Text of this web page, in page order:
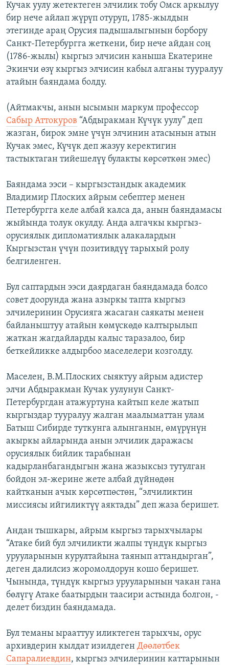
Кучак уулу жетектеген элчилик тобу Омск аркылуу
бир нече айлап жүрүп отуруп, 1785-жылдын
этегинде араң Орусия падышалыгынын борбору
Санкт-Петербургга жеткени, бир нече айдан соң
(1786-жылы) кыргыз элчисин каныша Екатерине
Экинчи өзү кыргыз элчисин кабыл алганы тууралуу
атайын баяндама болду.
(Айтмакчы, анын ысымын маркум профессор
Сабыр Аттокуров “Абдыракман Күчүк уулу” деп
жазган, бирок эмне үчүн элчинин атасынын атын
Кучак эмес, Күчүк деп жазуу керектигин
тастыктаган тийешелүү булакты көрсөткөн эмес)
Баяндама ээси – кыргызстандык академик
Владимир Плоских айрым себептер менен
Петербургга келе албай калса да, анын баяндамасы
жыйында толук окулду. Анда алгачкы кыргыз-
орусиялык дипломатиялык алакалардын
Кыргызстан үчүн позитивдүү тарыхый ролу
белгиленген.
Бул саптардын ээси даярдаган баяндамада болсо
совет доорунда жана азыркы тапта кыргыз
элчилеринин Орусияга жасаган саякаты менен
байланыштуу атайын көмүскөдө калтырылып
жаткан жагдайларды калыс таразалоо, бир
беткейликке алдырбоо маселелери козголду.
Маселен, В.М.Плоских сыяктуу айрым адистер
элчи Абдыракман Кучак уулунун Санкт-
Петербургдан атажуртуна кайтып келе жатып
кыргыздар тууралуу жалган маалыматтан улам
Батыш Сибирде туткунга алынганын, өмүрүнүн
акыркы айларында анын элчилик даражасы
орусиялык бийлик тарабынан
кадырланбагандыгын жана жазыксыз тутулган
бойдон эл-жерине жете албай дүйнөдөн
кайтканын ачык көрсөтпөстөн, “элчиликтин
миссиясы ийгиликтүү аяктады” деп жаза беришет.
Андан тышкары, айрым кыргыз тарыхчылары
“Атаке бий бул элчиликти жалпы түндүк кыргыз
урууларынын курултайына таянып аттандырган”,
деген далилсиз жоромолдорун кошо беришет.
Чынында, түндүк кыргыз урууларынын чакан гана
бөлүгү Атаке баатырдын таасири астында болгон, -
делет биздин баяндамада.
Бул теманы ырааттуу иликтеген тарыхчы, орус
архивдерин кылдат изилдеген Дөөлөтбек
Сапаралиевдин, кыргыз элчилеринин каттарынын